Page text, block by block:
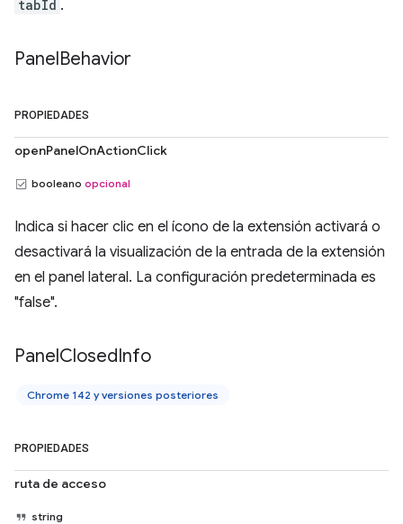
tabId .
PanelBehavior
PROPIEDADES
openPanelOnActionClick
booleano opcional
Indica si hacer clic en el ícono de la extensión activará o
desactivará la visualización de la entrada de la extensión
en el panel lateral. La configuración predeterminada es
"false".
PanelClosedInfo
Chrome 142 y versiones posteriores
PROPIEDADES
ruta de acceso
string